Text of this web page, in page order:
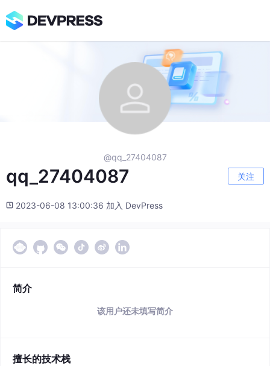
@qq_27404087
qq_27404087 关注
2023-06-08 13:00:36 加入 DevPress
简介
该用户还未填写简介
擅长的技术栈